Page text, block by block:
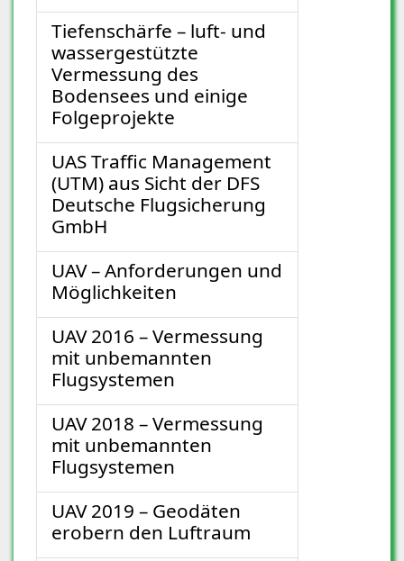
Tiefenschärfe – luft- und
wassergestützte
Vermessung des
Bodensees und einige
Folgeprojekte
UAS Traffic Management
(UTM) aus Sicht der DFS
Deutsche Flugsicherung
GmbH
UAV – Anforderungen und
Möglichkeiten
UAV 2016 – Vermessung
mit unbemannten
Flugsystemen
UAV 2018 – Vermessung
mit unbemannten
Flugsystemen
UAV 2019 – Geodäten
erobern den Luftraum